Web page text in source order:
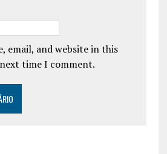
email, and website in this
time I comment.